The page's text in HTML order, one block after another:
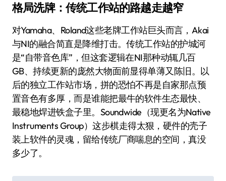
格局洗牌：传统工作站的路越走越窄
对Yamaha、Roland这些老牌工作站巨头而言，Akai
与NI的融合简直是降维打击。传统工作站的护城河
是“自带音色库”，但这套逻辑在NI那种动辄几百
GB、持续更新的庞然大物面前显得单薄又陈旧。以
后的独立工作站市场，拼的恐怕不再是自家那点预
置音色有多厚，而是谁能把最牛的软件生态最快、
最稳地焊进铁盒子里。Soundwide（现更名为Native
Instruments Group）这步棋走得太狠，硬件的壳子
装上软件的灵魂，留给传统厂商喘息的空间，真没
多少了。